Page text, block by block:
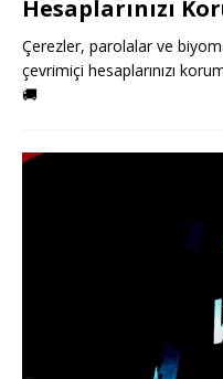
Hesaplarınızı
Çerezler, parolalar ve
çevrimiçi hesaplarınızı
🚚